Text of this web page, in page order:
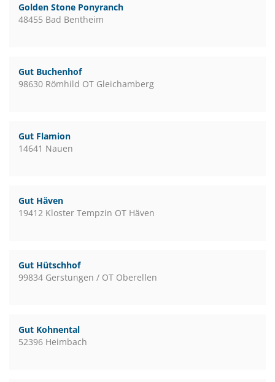
Golden Stone Ponyranch
48455 Bad Bentheim
Gut Buchenhof
98630 Römhild OT Gleichamberg
Gut Flamion
14641 Nauen
Gut Häven
19412 Kloster Tempzin OT Häven
Gut Hütschhof
99834 Gerstungen / OT Oberellen
Gut Kohnental
52396 Heimbach